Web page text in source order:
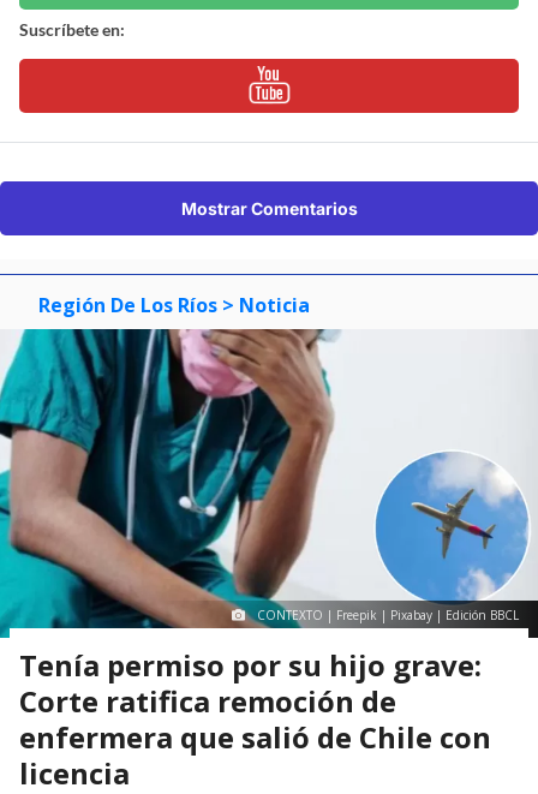
Suscríbete en:
Mostrar Comentarios
Región De Los Ríos > Noticia
CONTEXTO | Freepik | Pixabay | Edición BBCL
Tenía permiso por su hijo grave:
Corte ratifica remoción de
enfermera que salió de Chile con
licencia